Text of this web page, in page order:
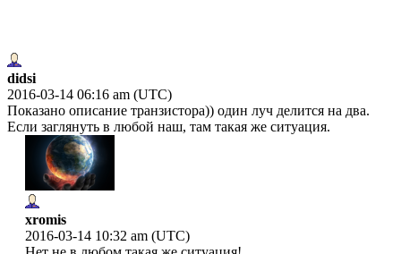
didsi
2016-03-14 06:16 am (UTC)
Показано описание транзистора)) один луч делится на два.
Если заглянуть в любой наш, там такая же ситуация.
xromis
2016-03-14 10:32 am (UTC)